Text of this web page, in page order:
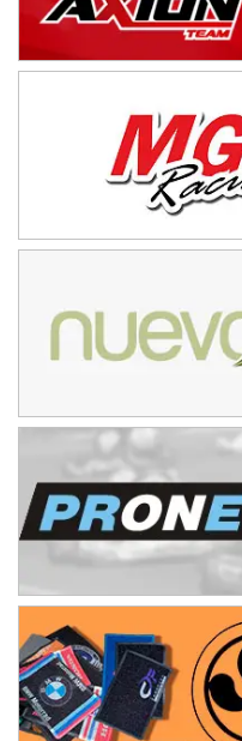
CSK - F7
Humboldt (Santa Fe)
NORESTE SANTAFESINO - F6
Ciudad de Avellaneda (Asfalto)
Avellaneda (Santa Fe)
SUR SANTAFESINO - F4
Rufino (Santa Fe)
Juan Navarro (Asfalto)
El Timbó (Tucumán)